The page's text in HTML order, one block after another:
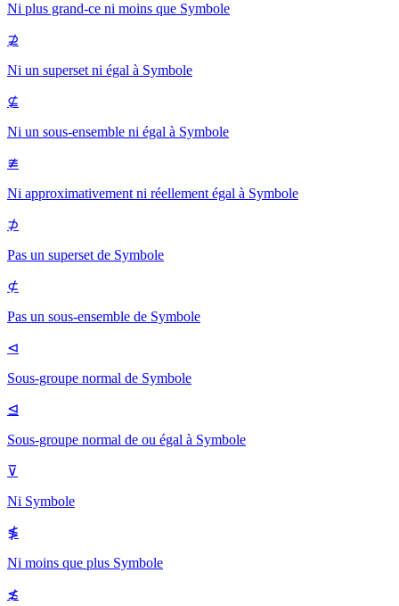
Ni plus grand-ce ni moins que Symbole
⊉
Ni un superset ni égal à Symbole
⊈
Ni un sous-ensemble ni égal à Symbole
≇
Ni approximativement ni réellement égal à Symbole
⊅
Pas un superset de Symbole
⊄
Pas un sous-ensemble de Symbole
⊲
Sous-groupe normal de Symbole
⊴
Sous-groupe normal de ou égal à Symbole
⊽
Ni Symbole
≸
Ni moins que plus Symbole
≴